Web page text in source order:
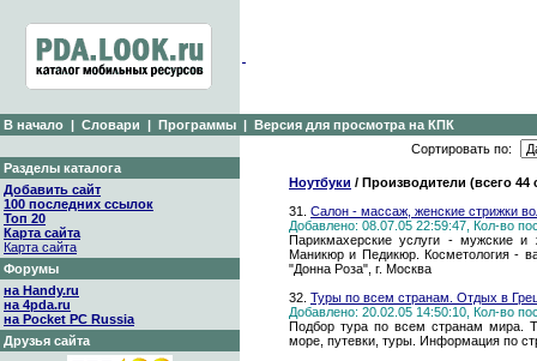
В начало | Словари | Программы | Версия для просмотра на КПК
Разделы каталога
Добавить сайт
100 последних ссылок
Топ 20
Карта сайта
Карта сайта
Форумы
на Handy.ru
на 4pda.ru
на Pocket PC Russia
Друзья сайта
Сортировать по:
Ноутбуки / Производители (всего 44
31. Салон - массаж, женские стрижки
Добавлено: 08.07.05 22:59:47, Кол-во
Парикмахерские услуги - мужские и
Маникюр и Педикюр. Косметология -
"Донна Роза", г. Москва
32. Туры по всем странам. Отдых в
Добавлено: 20.02.05 14:50:10, Кол-во
Подбор тура по всем странам мира.
море, путевки, туры. Информация по